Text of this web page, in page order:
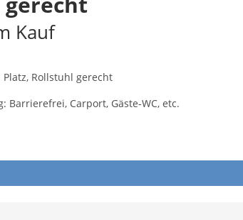
Kauf
Rollstuhl gerecht
Barrierefrei, Carport, Gäste-WC, etc.